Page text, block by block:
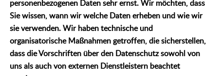
personenbezogenen Daten sehr ernst. Wir möchten, dass
Sie wissen, wann wir welche Daten erheben und wie wir
sie verwenden. Wir haben technische und
organisatorische Maßnahmen getroffen, die sicherstellen,
dass die Vorschriften über den Datenschutz sowohl von
uns als auch von externen Dienstleistern beachtet